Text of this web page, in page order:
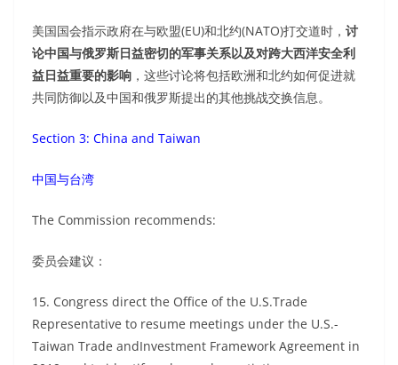
美国国会指示政府在与欧盟(EU)和北约(NATO)打交道时， 讨
论中国与俄罗斯日益密切的军事关系以及对跨大西洋安全利
益日益重要的影响 ，这些讨论将包括欧洲和北约如何促进就
共同防御以及中国和俄罗斯提出的其他挑战交换信息。
Section 3: China and Taiwan
中国与台湾
The Commission recommends:
委员会建议：
15. Congress direct the Office of the U.S.Trade
Representative to resume meetings under the U.S.-
Taiwan Trade andInvestment Framework Agreement in